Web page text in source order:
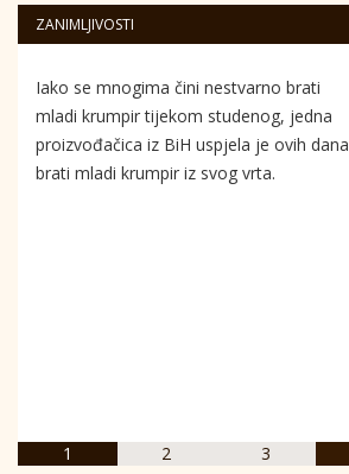
ZANIMLJIVOSTI
Iako se mnogima čini nestvarno brati
mladi krumpir tijekom studenog, jedna
proizvođačica iz BiH uspjela je ovih dana
brati mladi krumpir iz svog vrta.
1 2 3